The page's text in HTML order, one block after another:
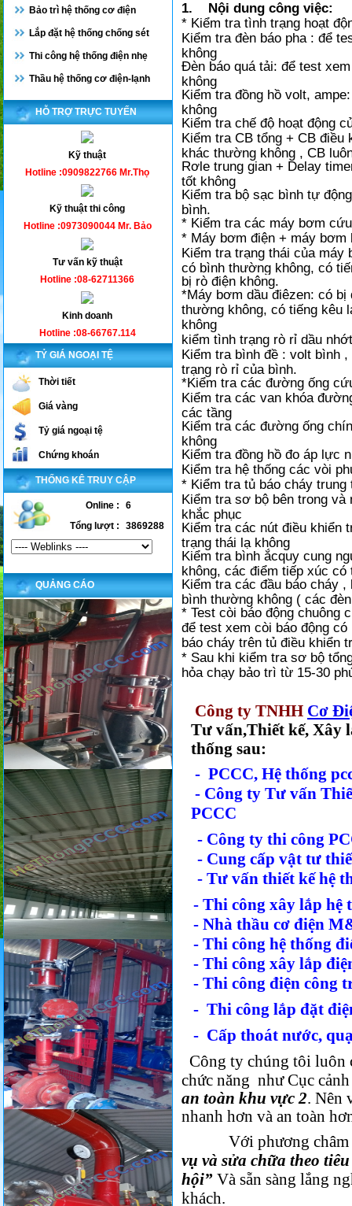
Bảo trì hệ thống cơ điện
Lắp đặt hệ thống chống sét
Thi công hệ thống điện nhẹ
Thầu hệ thống cơ điện-lạnh
HỖ TRỢ TRỰC TUYẾN
Kỹ thuật
Hotline :0909822766 Mr.Thọ
Kỹ thuật thi công
Hotline :0973090044 Mr. Bảo
Tư vấn kỹ thuật
Hotline :08-62711366
Kinh doanh
Hotline :08-66767.114
TỶ GIÁ NGOẠI TỆ
Thời tiết
Giá vàng
Tỷ giá ngoại tệ
Chứng khoán
THỐNG KÊ TRUY CẬP
Online :
6
Tổng lượt :
3869288
QUẢNG CÁO
1. Nội dung công việc:
* Kiểm tra tình trạng hoạt
Kiểm tra đèn báo pha : để
không
Đèn báo quá tải: để test
không
Kiểm tra đồng hồ volt,
không
Kiểm tra chế độ hoạt động
Kiểm tra CB tổng + CB
khác thường không , CB
Rơle trung gian + Delay
tốt không
Kiểm tra bộ sạc bình tự
bình.
* Kiểm tra các máy bơm
* Máy bơm điện + máy bơm
Kiểm tra trạng thái của
có bình thường không, có
bị rò điện không.
*Máy bơm dầu điêzen: có
thường không, có tiếng kêu
không
kiểm tình trạng rò rỉ dầu
Kiểm tra bình đề : volt bình
trạng rò rỉ của bình.
*Kiểm tra các đường ống
Kiểm tra các van khóa
các tầng
Kiểm tra các đường ống
không
Kiểm tra đồng hồ đo áp lực
Kiểm tra hệ thống các vòi
* Kiểm tra tủ báo cháy trung
Kiểm tra sơ bộ bên trong
khắc phục
Kiểm tra các nút điều khiển
trạng thái lạ không
Kiểm tra bình ắcquy cung
không, các điểm tiếp xúc
Kiểm tra các đầu báo cháy
bình thường không ( các
* Test còi báo động chuông
để test xem còi báo động
báo cháy trên tủ điều khiển
* Sau khi kiểm tra sơ bộ
hỏa chạy bảo trì từ 15-30
Công ty TNHH Cơ
Tư vấn,Thiết kế, Xây
thống sau:
- PCCC, Hệ thống
- Công ty Tư vấn
PCCC
- Công ty thi công
- Cung cấp vật tư
- Tư vấn thiết kế hệ
- Thi công xây lắp hệ
- Nhà thầu cơ điện
- Thi công hệ thống
- Thi công xây lắp
- Thi công điện công
- Thi công lắp đặt
- Cấp thoát nước,
Công ty chúng tôi luôn
chức năng như Cục
an toàn khu vực 2. Nên
nhanh hơn và an toàn
Với phương châm
vụ và sửa chữa theo
hội” Và sẵn sàng lắng
khách.